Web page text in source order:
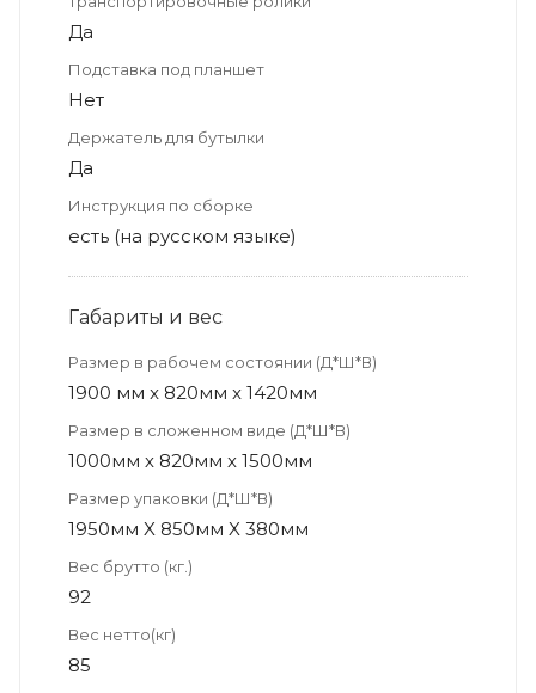
Да
Подставка под планшет
Нет
Держатель для бутылки
Да
Инструкция по сборке
есть (на русском языке)
Габариты и вес
Размер в рабочем состоянии (Д*Ш*В)
1900 мм x 820мм x 1420мм
Размер в сложенном виде (Д*Ш*В)
1000мм х 820мм х 1500мм
Размер упаковки (Д*Ш*В)
1950мм X 850мм X 380мм
Вес брутто (кг.)
92
Вес нетто(кг)
85